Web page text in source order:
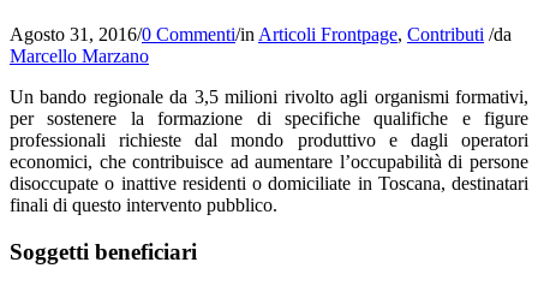
Agosto 31, 2016/0 Commenti/in Articoli Frontpage, Contributi /da
Marcello Marzano
Un bando regionale da 3,5 milioni rivolto agli organismi formativi,
per sostenere la formazione di specifiche qualifiche e figure
professionali richieste dal mondo produttivo e dagli operatori
economici, che contribuisce ad aumentare l’occupabilità di persone
disoccupate o inattive residenti o domiciliate in Toscana, destinatari
finali di questo intervento pubblico.
Soggetti beneficiari